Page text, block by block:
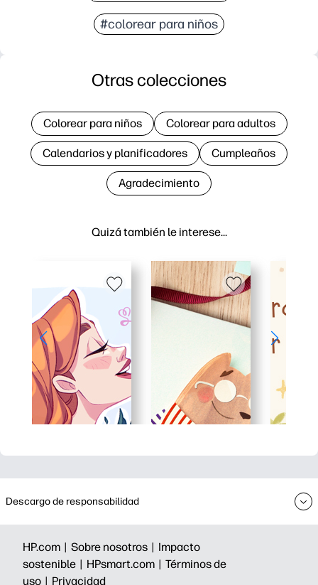
#colorear para niños
Quizá también le interese…
Otras colecciones
Colorear para niños Colorear para adultos
Calendarios y planificadores Cumpleaños
Agradecimiento
Descargo de responsabilidad
HP.com | Sobre nosotros | Impacto
sostenible | HPsmart.com | Términos de
uso | Privacidad